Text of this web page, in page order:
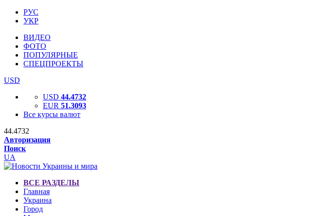
РУС
УКР
ВИДЕО
ФОТО
ПОПУЛЯРНЫЕ
СПЕЦПРОЕКТЫ
USD
USD 44.4732
EUR 51.3093
Все курсы валют
44.4732
Авторизация
Поиск
UA
ВСЕ РАЗДЕЛЫ
Главная
Украина
Город